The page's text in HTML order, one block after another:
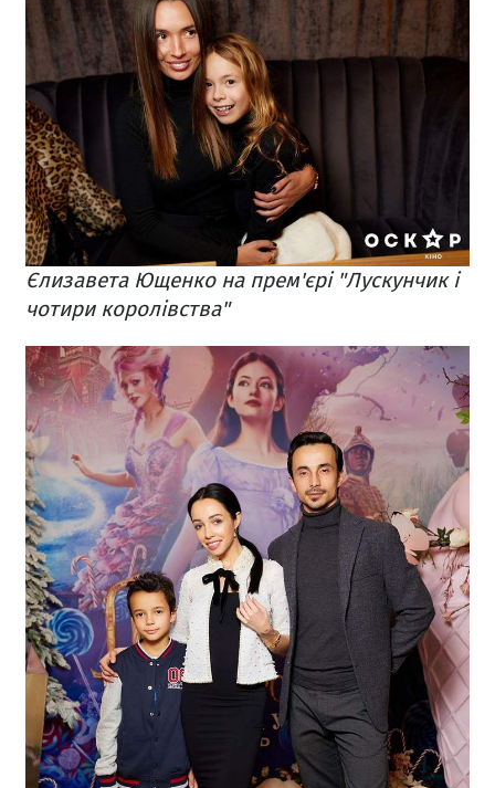
Єлизавета Ющенко на прем'єрі "Лускунчик і
чотири королівства"